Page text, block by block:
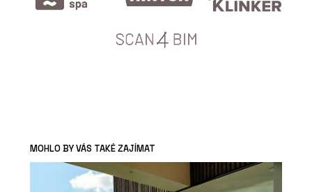
MOHLO BY VÁS TAKÉ ZAJÍMAT